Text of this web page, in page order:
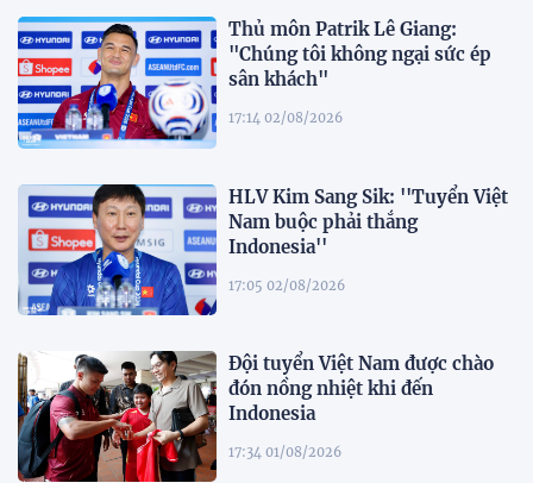
Thủ môn Patrik Lê Giang:
"Chúng tôi không ngại sức ép
sân khách"
17:14 02/08/2026
HLV Kim Sang Sik: ''Tuyển Việt
Nam buộc phải thắng
Indonesia''
17:05 02/08/2026
Đội tuyển Việt Nam được chào
đón nồng nhiệt khi đến
Indonesia
17:34 01/08/2026